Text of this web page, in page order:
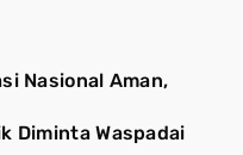
Nasional Aman,
Diminta Waspadai